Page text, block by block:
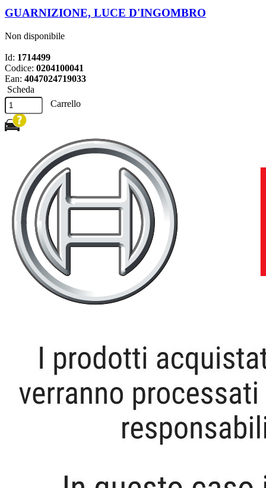
GUARNIZIONE, LUCE D'INGOMBRO
Non disponibile
Id: 1714499
Codice: 0204100041
Ean: 4047024719033
Scheda
Carrello